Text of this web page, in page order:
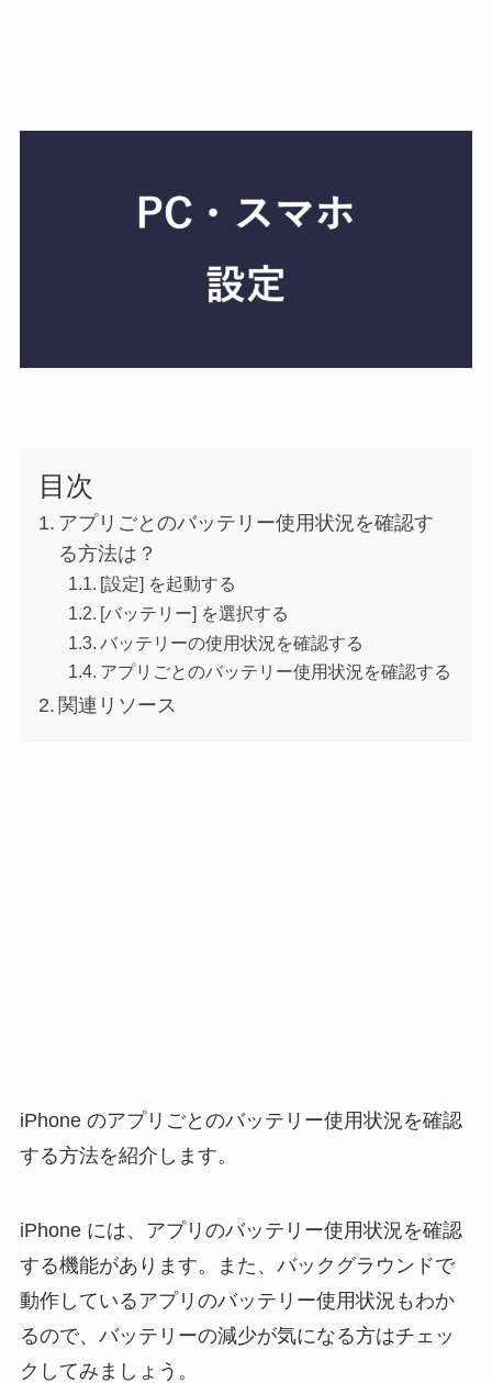
目次
アプリごとのバッテリー使用状況を確認す
る方法は？
[設定] を起動する
[バッテリー] を選択する
バッテリーの使用状況を確認する
アプリごとのバッテリー使用状況を確認する
関連リソース
iPhone のアプリごとのバッテリー使用状況を確認
する方法を紹介します。
iPhone には、アプリのバッテリー使用状況を確認
する機能があります。また、バックグラウンドで
動作しているアプリのバッテリー使用状況もわか
るので、バッテリーの減少が気になる方はチェッ
クしてみましょう。